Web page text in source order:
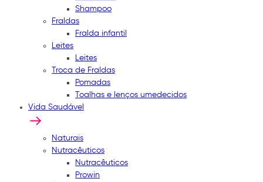
Shampoo
Fraldas
Fralda infantil
Leites
Leites
Troca de Fraldas
Pomadas
Toalhas e lenços umedecidos
Vida Saudável
Naturais
Nutracêuticos
Nutracêuticos
Prowin